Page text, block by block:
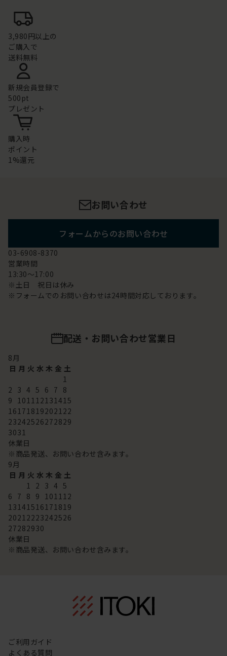
3,980円以上の
ご購入で
送料無料
新規会員登録で
500pt
プレゼント
購入時
ポイント
1%還元
お問い合わせ
フォームからのお問い合わせ
03-6908-8370
営業時間
13:30～17:00
※土日 祝日は休み
※フォームでのお問い合わせは24時間対応しております。
配送・お問い合わせ営業日
8月
日 月 火 水 木 金 土
1
2 3 4 5 6 7 8
9 101112131415
16171819202122
23242526272829
3031
休業日
※商品発送、お問い合わせ含みます。
9月
日 月 火 水 木 金 土
1 2 3 4 5
6 7 8 9 101112
13141516171819
20212223242526
27282930
休業日
※商品発送、お問い合わせ含みます。
ご利用ガイド
よくある質問